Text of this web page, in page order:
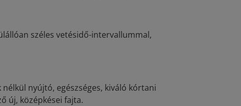
széles vetésidő-intervallummal,
nyújtó, egészséges, kiváló kórtani
új, középkései fajta.